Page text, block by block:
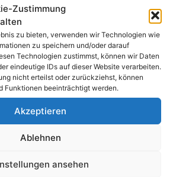
Zustimmung
zu bieten, verwenden wir Technologien wie
zu speichern und/oder darauf
Technologien zustimmst, können wir Daten
eindeutige IDs auf dieser Website verarbeiten.
nicht erteilst oder zurückziehst, können
Funktionen beeinträchtigt werden.
Akzeptieren
Ablehnen
ansehen
allen uns
WM-
mit Gewinn
von zahlreichen Tippspielen
denen ihr Preise gewinnen
es zu unserer kompletten
Gewinnspiel-Tippspielen: